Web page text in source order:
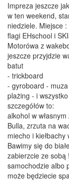
Impreza jeszcze
w ten weekend,
niedziele. Miejsce
flagi EHschool i
Motorówa z
jeszcze przyjdzie
batut
- trickboard
- gyroboard -
plażing - i
szczegółów to:
alkohol w
Bulla, zrzuta na
miecho i
Bawimy się do
zabierzcie ze
samochodzie albo
może będziecie